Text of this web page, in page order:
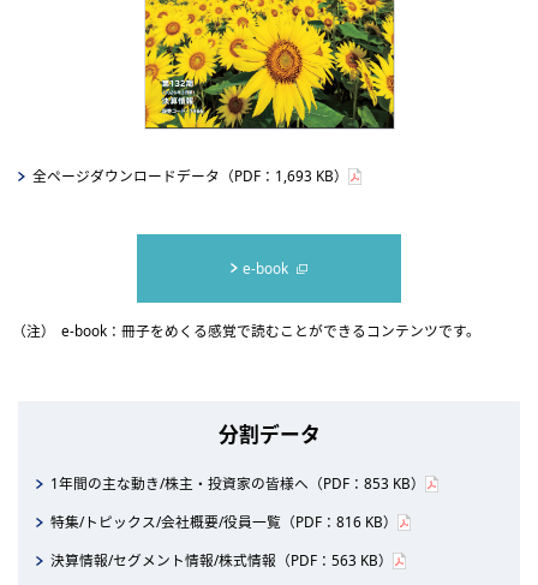
全ページダウンロードデータ（PDF：1,693 KB）
e-book
（注） e-book：冊子をめくる感覚で読むことができるコンテンツです。
分割データ
1年間の主な動き/株主・投資家の皆様へ（PDF：853 KB）
特集/トピックス/会社概要/役員一覧（PDF：816 KB）
決算情報/セグメント情報/株式情報（PDF：563 KB）